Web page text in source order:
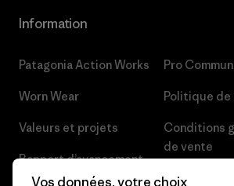
Information
Patagonia Action Works
Worn Wear
Valeurs et projets
Rapport d’avancement
Pro
Politique
Conditions
de vente
Préférences
Vos données, votre choix